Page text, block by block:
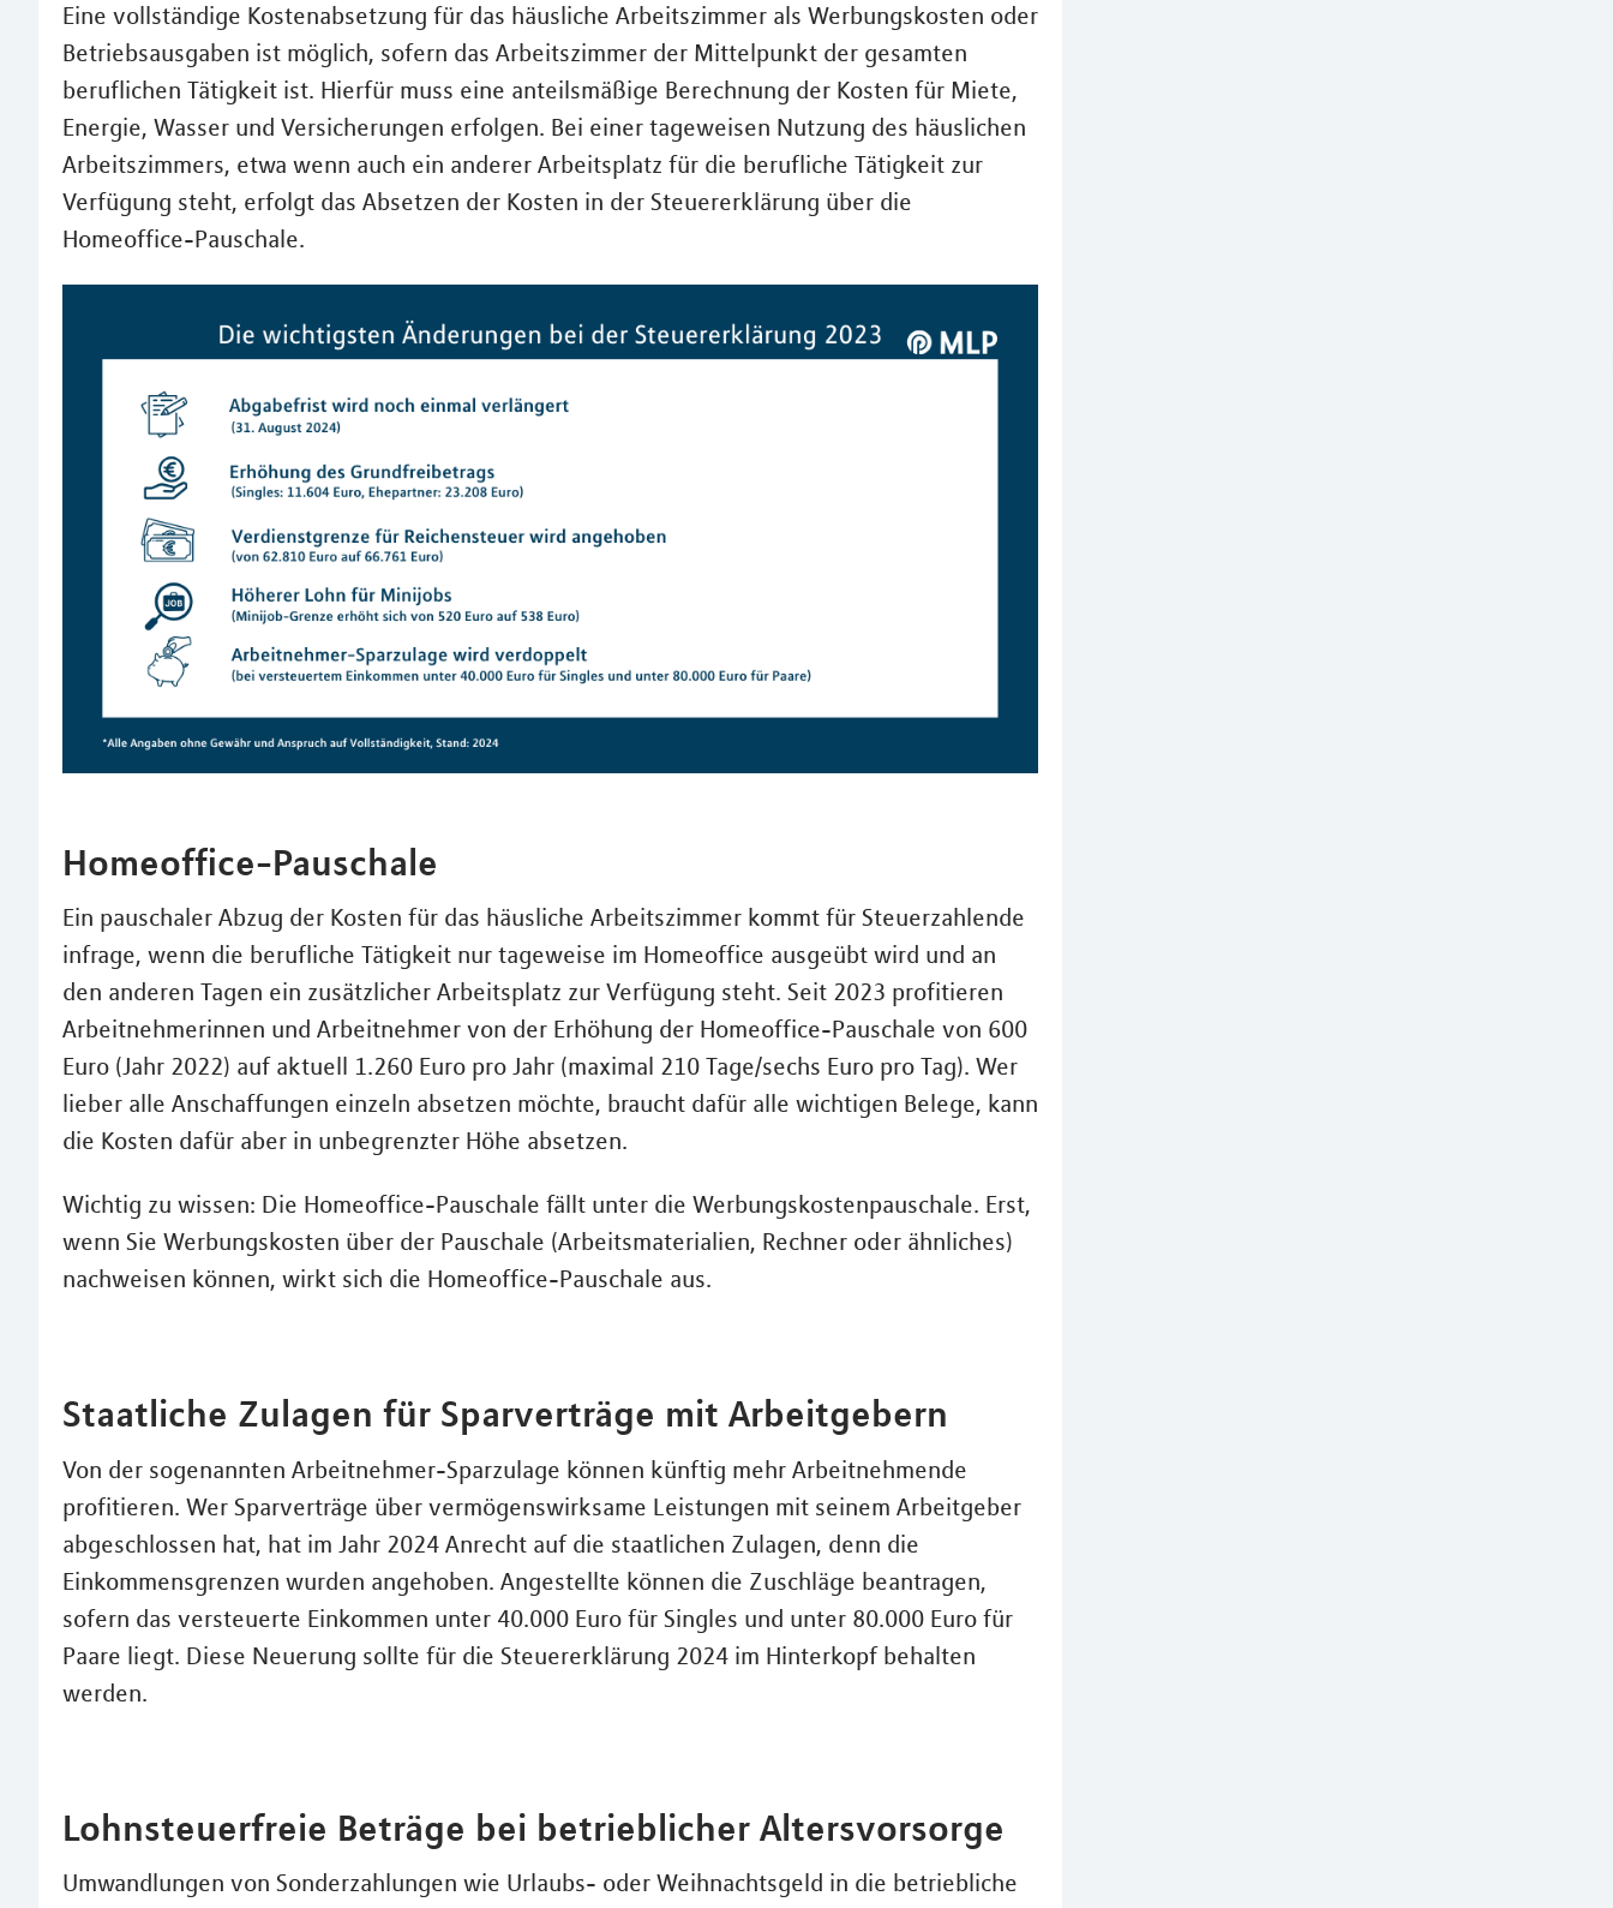
Eine vollständige Kostenabsetzung für das häusliche Arbeitszimmer als Werbungskosten oder
Betriebsausgaben ist möglich, sofern das Arbeitszimmer der Mittelpunkt der gesamten
beruflichen Tätigkeit ist. Hierfür muss eine anteilsmäßige Berechnung der Kosten für Miete,
Energie, Wasser und Versicherungen erfolgen. Bei einer tageweisen Nutzung des häuslichen
Arbeitszimmers, etwa wenn auch ein anderer Arbeitsplatz für die berufliche Tätigkeit zur
Verfügung steht, erfolgt das Absetzen der Kosten in der Steuererklärung über die
Homeoffice-Pauschale.
Homeoffice-Pauschale
Ein pauschaler Abzug der Kosten für das häusliche Arbeitszimmer kommt für Steuerzahlende
infrage, wenn die berufliche Tätigkeit nur tageweise im Homeoffice ausgeübt wird und an
den anderen Tagen ein zusätzlicher Arbeitsplatz zur Verfügung steht. Seit 2023 profitieren
Arbeitnehmerinnen und Arbeitnehmer von der Erhöhung der Homeoffice-Pauschale von 600
Euro (Jahr 2022) auf aktuell 1.260 Euro pro Jahr (maximal 210 Tage/sechs Euro pro Tag). Wer
lieber alle Anschaffungen einzeln absetzen möchte, braucht dafür alle wichtigen Belege, kann
die Kosten dafür aber in unbegrenzter Höhe absetzen.
Wichtig zu wissen: Die Homeoffice-Pauschale fällt unter die Werbungskostenpauschale. Erst,
wenn Sie Werbungskosten über der Pauschale (Arbeitsmaterialien, Rechner oder ähnliches)
nachweisen können, wirkt sich die Homeoffice-Pauschale aus.
Staatliche Zulagen für Sparverträge mit Arbeitgebern
Von der sogenannten Arbeitnehmer-Sparzulage können künftig mehr Arbeitnehmende
profitieren. Wer Sparverträge über vermögenswirksame Leistungen mit seinem Arbeitgeber
abgeschlossen hat, hat im Jahr 2024 Anrecht auf die staatlichen Zulagen, denn die
Einkommensgrenzen wurden angehoben. Angestellte können die Zuschläge beantragen,
sofern das versteuerte Einkommen unter 40.000 Euro für Singles und unter 80.000 Euro für
Paare liegt. Diese Neuerung sollte für die Steuererklärung 2024 im Hinterkopf behalten
werden.
Lohnsteuerfreie Beträge bei betrieblicher Altersvorsorge
Umwandlungen von Sonderzahlungen wie Urlaubs- oder Weihnachtsgeld in die betriebliche